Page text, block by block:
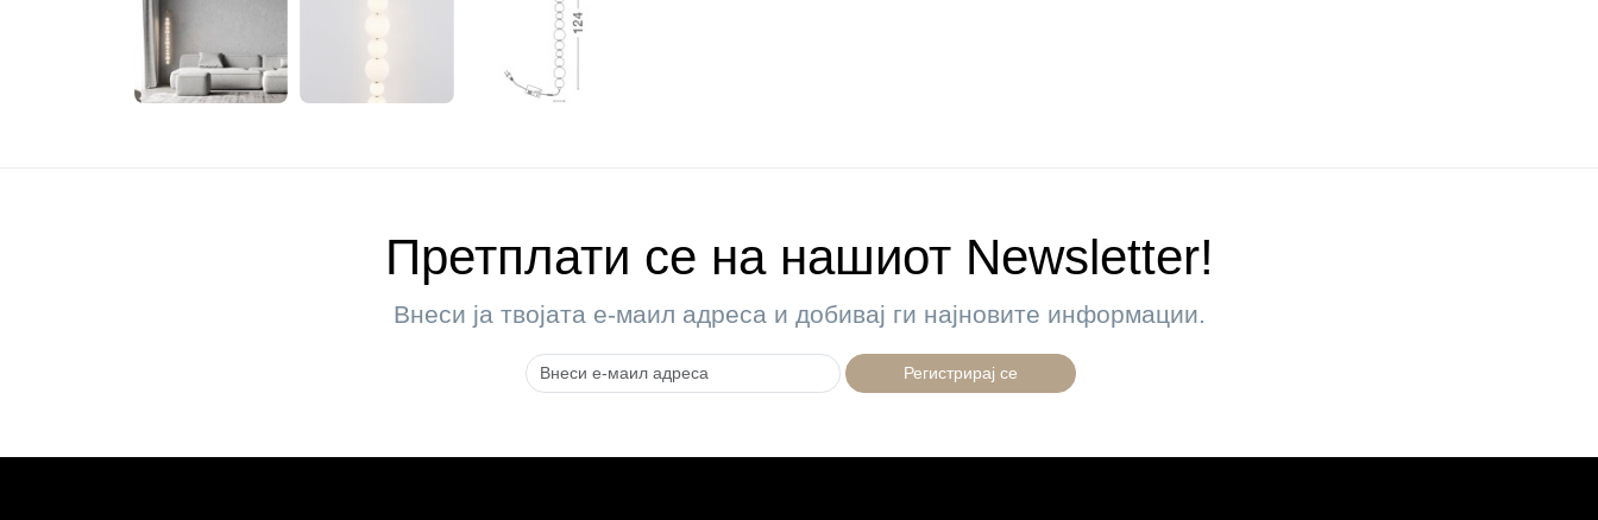
Претплати се на нашиот Newsletter!
Внеси ја твојата е-маил адреса и добивај ги најновите информации.
Регистрирај се